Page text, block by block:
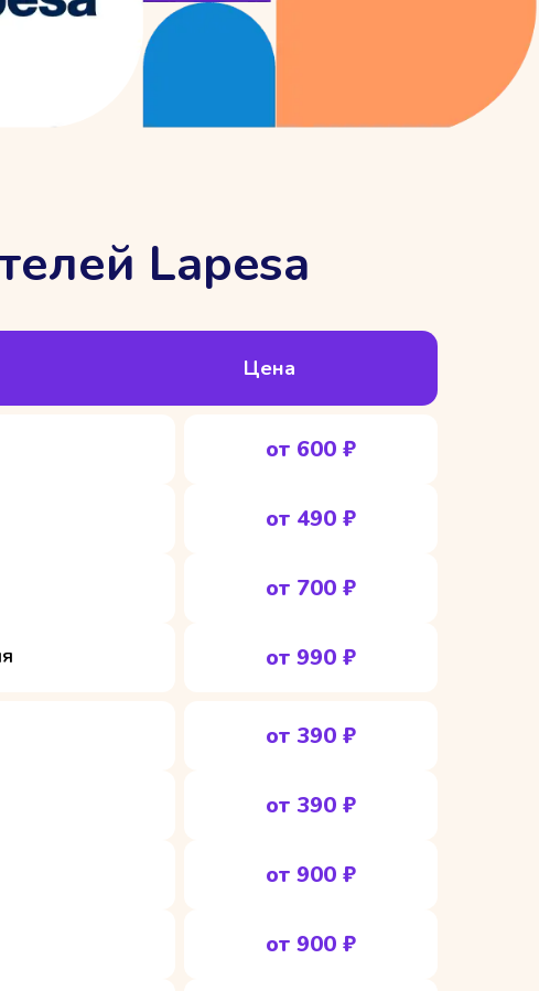
Lapesa
Цена
от 600 ₽
от 490 ₽
от 700 ₽
от 990 ₽
от 390 ₽
от 390 ₽
от 900 ₽
от 900 ₽